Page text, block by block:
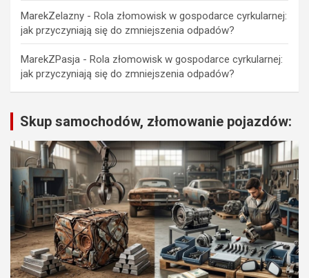
MarekZelazny - Rola złomowisk w gospodarce cyrkularnej:
jak przyczyniają się do zmniejszenia odpadów?
MarekZPasja - Rola złomowisk w gospodarce cyrkularnej:
jak przyczyniają się do zmniejszenia odpadów?
Skup samochodów, złomowanie pojazdów: